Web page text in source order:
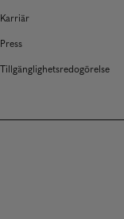
Karriär
Press
Tillgänglighetsredogörelse